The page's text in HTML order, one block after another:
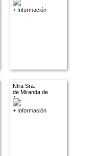
+ Información
Ntra Sra.
de Miranda de
Arga
+ Información